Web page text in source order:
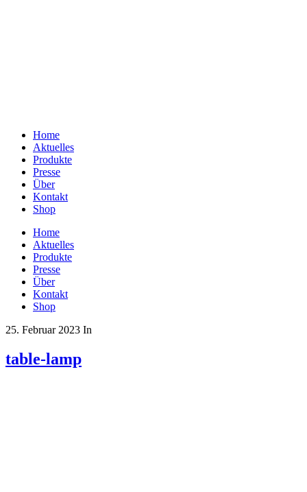
Home
Aktuelles
Produkte
Presse
Über
Kontakt
Shop
Home
Aktuelles
Produkte
Presse
Über
Kontakt
Shop
25. Februar 2023 In
table-lamp